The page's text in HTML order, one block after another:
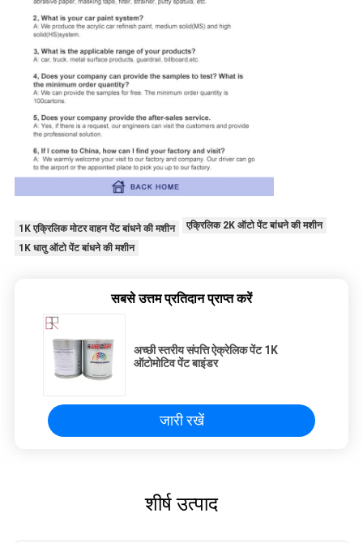
1K एक्रिलिक मोटर वाहन पेंट बांधने की मशीन
एक्रिलिक 2K ऑटो पेंट बांधने की मशीन
1K धातु ऑटो पेंट बांधने की मशीन
सबसे उत्तम प्रतिदान प्राप्त करें
अच्छी स्तरीय संपत्ति ऐक्रेलिक पेंट 1K
ऑटोमोटिव पेंट बाइंडर
जारी रखें
शीर्ष उत्पाद